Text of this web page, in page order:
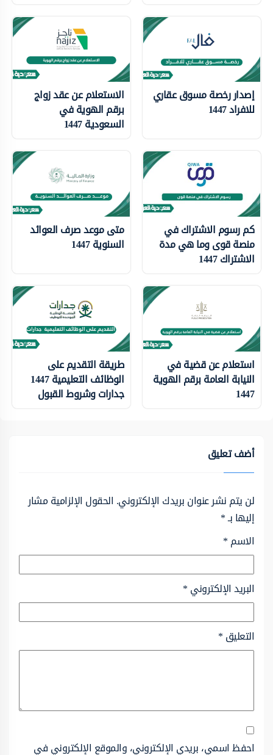
إصدار رخصة مسوق عقاري
للافراد 1447
الاستعلام عن عقد زواج
برقم الهوية في
السعودية 1447
كم رسوم الاشتراك في
منصة قوى وما هي مدة
الاشتراك 1447
متى موعد صرف العوائد
السنوية 1447
استعلام عن قضية في
النيابة العامة برقم الهوية
1447
طريقة التقديم على
الوظائف التعليمية 1447
جدارات وشروط القبول
أضف تعليق
لن يتم نشر عنوان بريدك الإلكتروني. الحقول الإلزامية مشار
إليها بـ*
الاسم*
البريد الإلكتروني*
التعليق*
احفظ اسمي، بريدي الإلكتروني، والموقع الإلكتروني في